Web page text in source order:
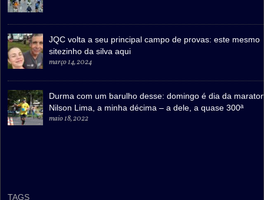
JQC volta a seu principal campo de provas: este mesmo
sitezinho da silva aqui
março 14, 2024
Durma com um barulho desse: domingo é dia da
Nilson Lima, a minha décima – a dele, a quase 300ª
maio 18, 2022
TAGS